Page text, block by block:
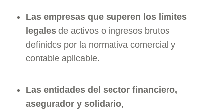
Las empresas que superen los límites
legales de activos o ingresos brutos
definidos por la normativa comercial y
contable aplicable.
Las entidades del sector financiero,
asegurador y solidario,